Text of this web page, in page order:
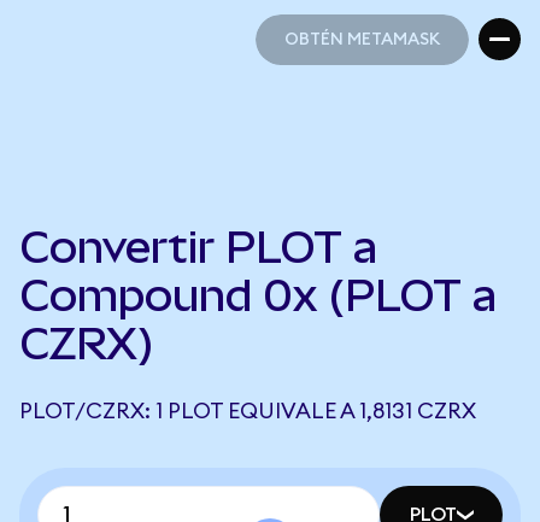
OBTÉN METAMASK
Convertir PLOT a
Compound 0x (PLOT a
CZRX)
PLOT/CZRX: 1 PLOT EQUIVALE A 1,8131 CZRX
PLOT